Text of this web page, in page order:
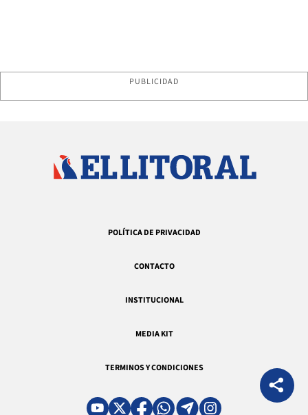
PUBLICIDAD
POLÍTICA DE PRIVACIDAD
CONTACTO
INSTITUCIONAL
MEDIA KIT
TERMINOS Y CONDICIONES